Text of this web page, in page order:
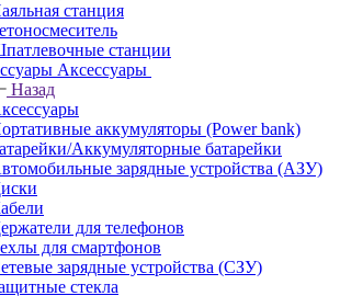
станция
станции
Аксессуары
Назад
аккумуляторы (Power bank)
Аккумуляторные батарейки
зарядные устройства (АЗУ)
для телефонов
для смартфонов
зарядные устройства (СЗУ)
стекла